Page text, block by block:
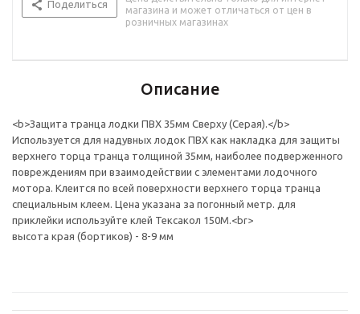
Поделиться
магазина и может отличаться от цен в
розничных магазинах
Описание
<b>Защита транца лодки ПВХ 35мм Сверху (Серая).</b>
Используется для надувных лодок ПВХ как накладка для защиты
верхнего торца транца толщиной 35мм, наиболее подверженного
повреждениям при взаимодействии с элементами лодочного
мотора. Клеится по всей поверхности верхнего торца транца
специальным клеем. Цена указана за погонный метр. для
приклейки используйте клей Тексакол 150М.<br>
высота края (бортиков) - 8-9 мм